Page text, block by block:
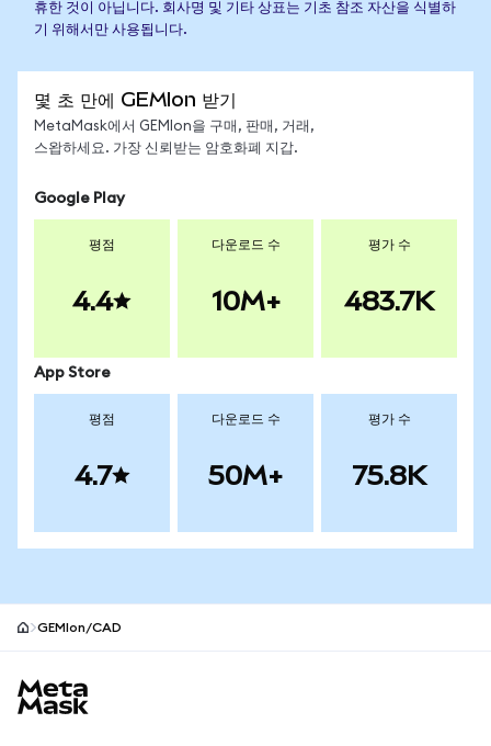
휴한 것이 아닙니다. 회사명 및 기타 상표는 기초 참조 자산을 식별하
기 위해서만 사용됩니다.
몇 초 만에 GEMIon 받기
MetaMask에서 GEMIon을 구매, 판매, 거래,
스왑하세요. 가장 신뢰받는 암호화폐 지갑.
Google Play
평점
4.4
다운로드 수
10M+
평가 수
483.7K
App Store
평점
4.7
다운로드 수
50M+
평가 수
75.8K
GEMIon/CAD